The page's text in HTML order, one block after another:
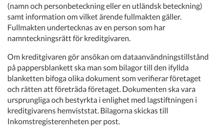
(namn och personbeteckning eller en utländsk beteckning)
samt information om vilket ärende fullmakten gäller.
Fullmakten undertecknas av en person som har
namnteckningsrätt för kreditgivaren.
Om kreditgivaren gör ansökan om dataanvändningstillstånd
på pappersblankett ska man som bilagor till den ifyllda
blanketten bifoga olika dokument som verifierar företaget
och rätten att företräda företaget. Dokumenten ska vara
ursprungliga och bestyrkta i enlighet med lagstiftningen i
kreditgivarens hemviststat. Bilagorna skickas till
Inkomstregisterenheten per post.